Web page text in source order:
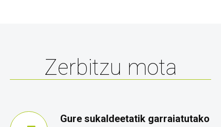
Zerbitzu mota
Gure sukaldeetatik garraiatutako